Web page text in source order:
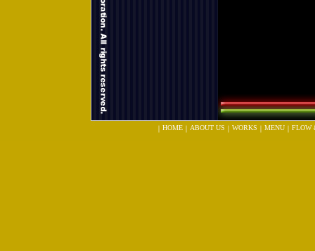
｜ HOME ｜ ABOUT US ｜ WORKS ｜ MENU ｜ FLOW